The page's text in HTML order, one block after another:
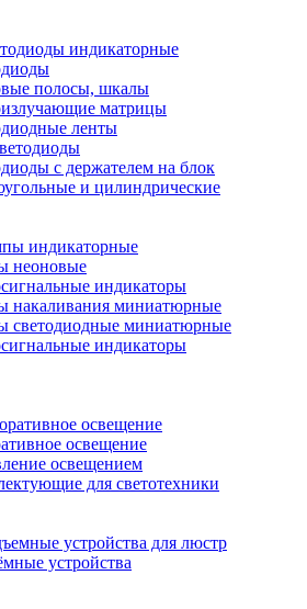
индикаторные
полосы, шкалы
матрицы
ленты
с держателем на блок
и цилиндрические
индикаторные
неоновые
индикаторы
накаливания миниатюрные
светодиодные миниатюрные
индикаторы
освещение
освещение
освещением
для светотехники
устройства для люстр
устройства